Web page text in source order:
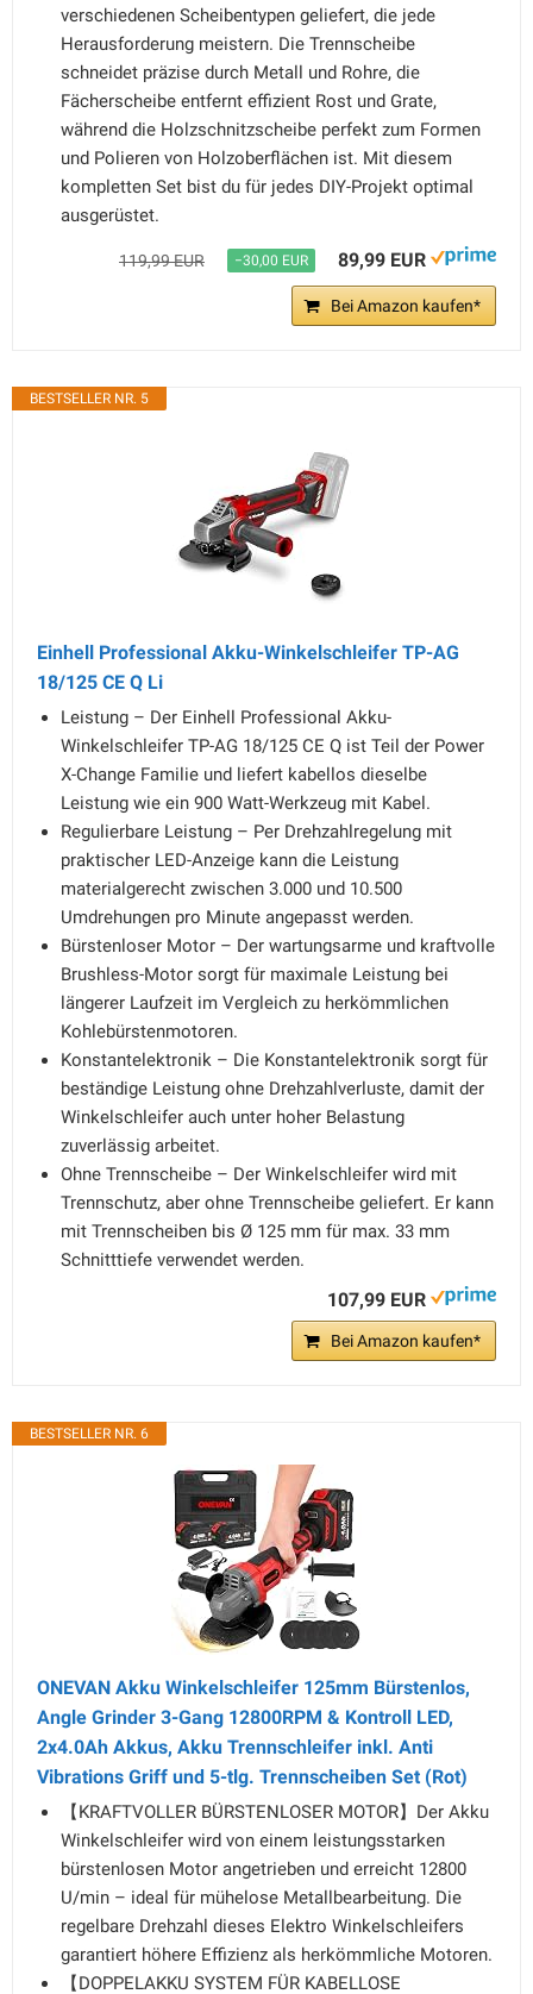
verschiedenen Scheibentypen geliefert, die jede
Herausforderung meistern. Die Trennscheibe
schneidet präzise durch Metall und Rohre, die
Fächerscheibe entfernt effizient Rost und Grate,
während die Holzschnitzscheibe perfekt zum Formen
und Polieren von Holzoberflächen ist. Mit diesem
kompletten Set bist du für jedes DIY-Projekt optimal
ausgerüstet.
119,99 EUR −30,00 EUR 89,99 EUR
Bei Amazon kaufen*
BESTSELLER NR. 5
Einhell Professional Akku-Winkelschleifer TP-AG
18/125 CE Q Li
Leistung – Der Einhell Professional Akku-
Winkelschleifer TP-AG 18/125 CE Q ist Teil der Power
X-Change Familie und liefert kabellos dieselbe
Leistung wie ein 900 Watt-Werkzeug mit Kabel.
Regulierbare Leistung – Per Drehzahlregelung mit
praktischer LED-Anzeige kann die Leistung
materialgerecht zwischen 3.000 und 10.500
Umdrehungen pro Minute angepasst werden.
Bürstenloser Motor – Der wartungsarme und kraftvolle
Brushless-Motor sorgt für maximale Leistung bei
längerer Laufzeit im Vergleich zu herkömmlichen
Kohlebürstenmotoren.
Konstantelektronik – Die Konstantelektronik sorgt für
beständige Leistung ohne Drehzahlverluste, damit der
Winkelschleifer auch unter hoher Belastung
zuverlässig arbeitet.
Ohne Trennscheibe – Der Winkelschleifer wird mit
Trennschutz, aber ohne Trennscheibe geliefert. Er kann
mit Trennscheiben bis Ø 125 mm für max. 33 mm
Schnitttiefe verwendet werden.
107,99 EUR
Bei Amazon kaufen*
BESTSELLER NR. 6
ONEVAN Akku Winkelschleifer 125mm Bürstenlos,
Angle Grinder 3-Gang 12800RPM & Kontroll LED,
2x4.0Ah Akkus, Akku Trennschleifer inkl. Anti
Vibrations Griff und 5-tlg. Trennscheiben Set (Rot)
【KRAFTVOLLER BÜRSTENLOSER MOTOR】Der Akku
Winkelschleifer wird von einem leistungsstarken
bürstenlosen Motor angetrieben und erreicht 12800
U/min – ideal für mühelose Metallbearbeitung. Die
regelbare Drehzahl dieses Elektro Winkelschleifers
garantiert höhere Effizienz als herkömmliche Motoren.
【DOPPELAKKU SYSTEM FÜR KABELLOSE